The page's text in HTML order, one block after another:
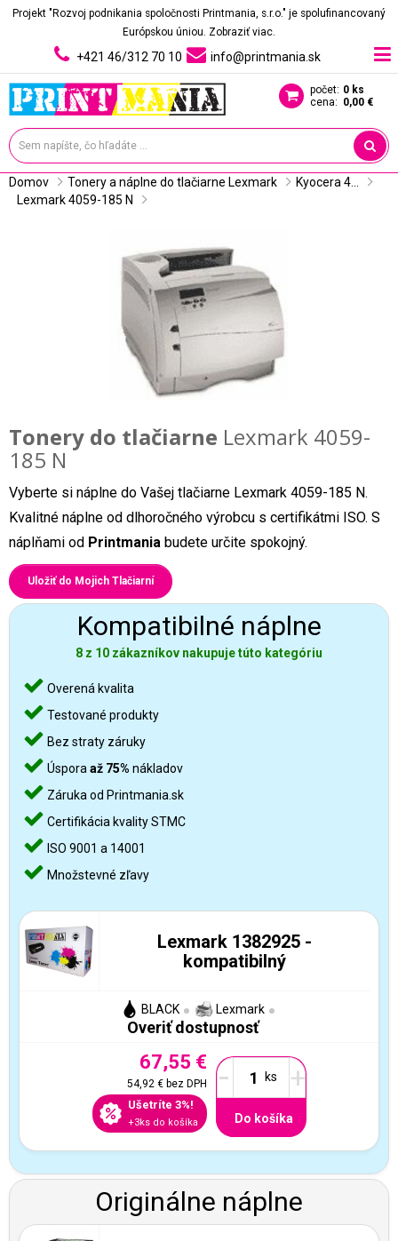
Projekt "Rozvoj podnikania spoločnosti Printmania, s.r.o." je spolufinancovaný
Európskou úniou. Zobraziť viac.
+421 46/312 70 10 info@printmania.sk
počet: 0 ks
cena: 0,00 €
Domov Tonery a náplne do tlačiarne Lexmark
Kyocera 4...
Lexmark 4059-185 N
Tonery do tlačiarne Lexmark 4059-
185 N
Vyberte si náplne do Vašej tlačiarne Lexmark 4059-185 N.
Kvalitné náplne od dlhoročného výrobcu s certifikátmi ISO. S
náplňami od Printmania budete určite spokojný.
Uložiť do Mojich Tlačiarní
Kompatibilné náplne
8 z 10 zákazníkov nakupuje túto kategóriu
Overená kvalita
Testované produkty
Bez straty záruky
Úspora až 75% nákladov
Záruka od Printmania.sk
Certifikácia kvality STMC
ISO 9001 a 14001
Množstevné zľavy
Lexmark 1382925 -
kompatibilný
BLACK Lexmark
Overiť dostupnosť
67,55 €
54,92 €bez DPH
Ušetríte 3%!
+3ks do košíka
- +
Do košíka
Originálne náplne